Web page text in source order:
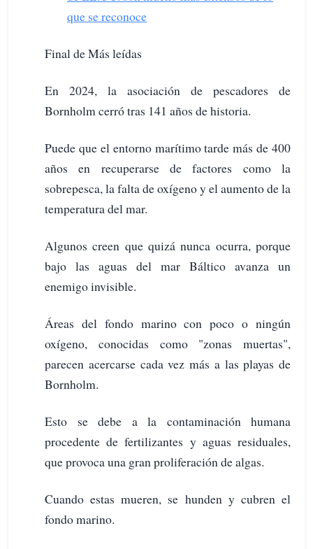
que se reconoce
Final de Más leídas
En 2024, la asociación de pescadores de
Bornholm cerró tras 141 años de historia.
Puede que el entorno marítimo tarde más de 400
años en recuperarse de factores como la
sobrepesca, la falta de oxígeno y el aumento de la
temperatura del mar.
Algunos creen que quizá nunca ocurra, porque
bajo las aguas del mar Báltico avanza un
enemigo invisible.
Áreas del fondo marino con poco o ningún
oxígeno, conocidas como "zonas muertas",
parecen acercarse cada vez más a las playas de
Bornholm.
Esto se debe a la contaminación humana
procedente de fertilizantes y aguas residuales,
que provoca una gran proliferación de algas.
Cuando estas mueren, se hunden y cubren el
fondo marino.